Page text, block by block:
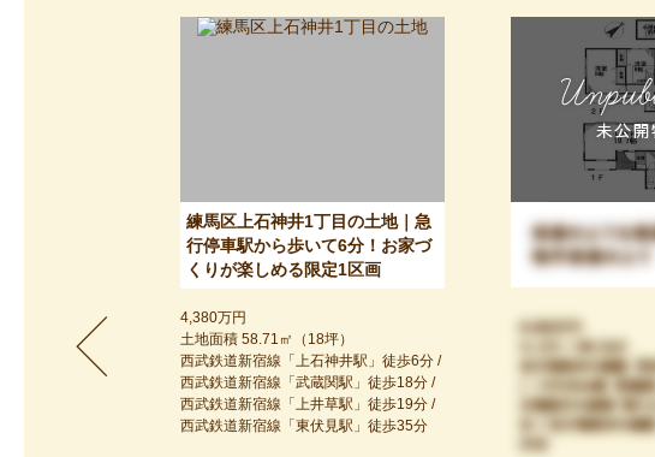
駅」徒歩12分
練馬区上石神井1丁目の土地｜急
行停車駅から歩いて6分！お家づ
くりが楽しめる限定1区画
4,380万円
土地面積 58.71㎡（18坪）
西武鉄道新宿線「上石神井駅」徒歩6分 /
西武鉄道新宿線「武蔵関駅」徒歩18分 /
西武鉄道新宿線「上井草駅」徒歩19分 /
西武鉄道新宿線「東伏見駅」徒歩35分